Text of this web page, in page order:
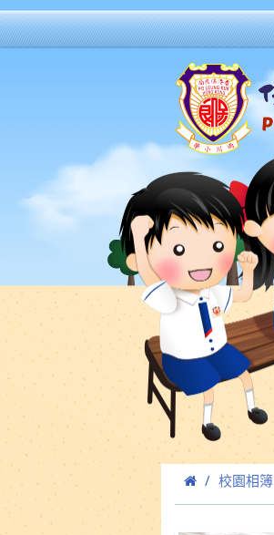
校園相簿